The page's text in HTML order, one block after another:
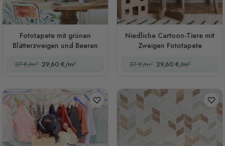
Fototapete mit grünen
Blätterzweigen und Beeren
37 €/m² 29,60 €/m²
Niedliche Cartoon-Tiere mit
Zweigen Fototapete
37 €/m² 29,60 €/m²